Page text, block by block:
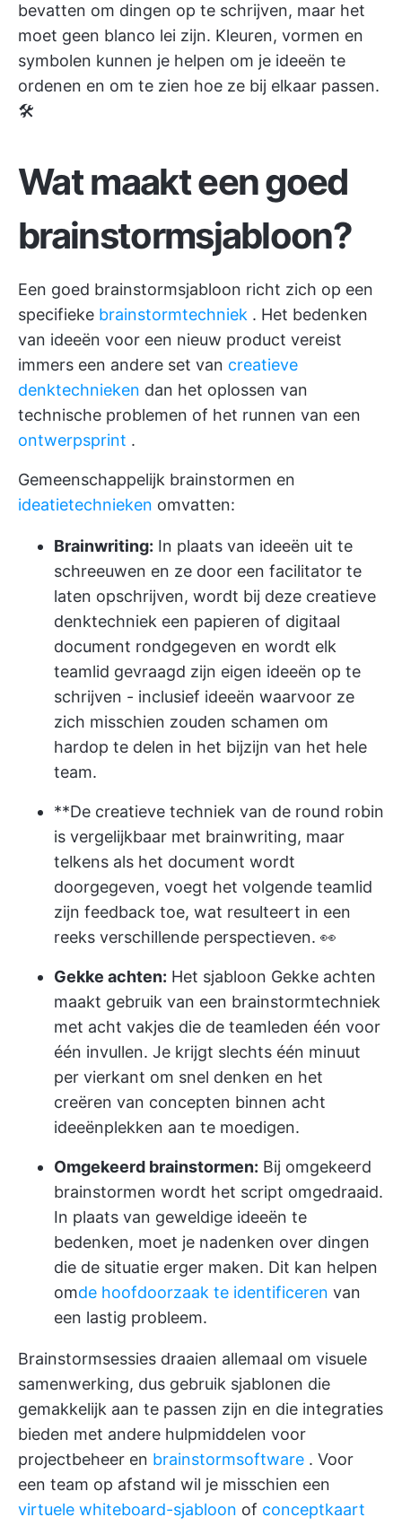
bevatten om dingen op te schrijven, maar het
moet geen blanco lei zijn. Kleuren, vormen en
symbolen kunnen je helpen om je ideeën te
ordenen en om te zien hoe ze bij elkaar passen.
🛠️
Wat maakt een goed
brainstormsjabloon?
Een goed brainstormsjabloon richt zich op een
specifieke brainstormtechniek . Het bedenken
van ideeën voor een nieuw product vereist
immers een andere set van creatieve
denktechnieken dan het oplossen van
technische problemen of het runnen van een
ontwerpsprint .
Gemeenschappelijk brainstormen en
ideatietechnieken omvatten:
Brainwriting: In plaats van ideeën uit te
schreeuwen en ze door een facilitator te
laten opschrijven, wordt bij deze creatieve
denktechniek een papieren of digitaal
document rondgegeven en wordt elk
teamlid gevraagd zijn eigen ideeën op te
schrijven - inclusief ideeën waarvoor ze
zich misschien zouden schamen om
hardop te delen in het bijzijn van het hele
team.
**De creatieve techniek van de round robin
is vergelijkbaar met brainwriting, maar
telkens als het document wordt
doorgegeven, voegt het volgende teamlid
zijn feedback toe, wat resulteert in een
reeks verschillende perspectieven. 👀
Gekke achten: Het sjabloon Gekke achten
maakt gebruik van een brainstormtechniek
met acht vakjes die de teamleden één voor
één invullen. Je krijgt slechts één minuut
per vierkant om snel denken en het
creëren van concepten binnen acht
ideeënplekken aan te moedigen.
Omgekeerd brainstormen: Bij omgekeerd
brainstormen wordt het script omgedraaid.
In plaats van geweldige ideeën te
bedenken, moet je nadenken over dingen
die de situatie erger maken. Dit kan helpen
omde hoofdoorzaak te identificeren van
een lastig probleem.
Brainstormsessies draaien allemaal om visuele
samenwerking, dus gebruik sjablonen die
gemakkelijk aan te passen zijn en die integraties
bieden met andere hulpmiddelen voor
projectbeheer en brainstormsoftware . Voor
een team op afstand wil je misschien een
virtuele whiteboard-sjabloon of conceptkaart